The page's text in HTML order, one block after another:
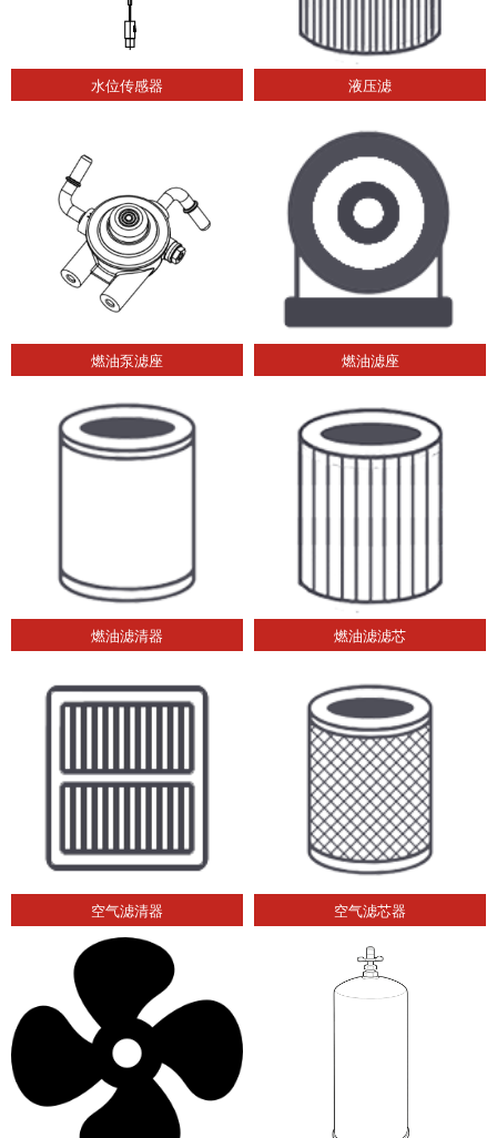
水位传感器 液压滤
燃油泵滤座 燃油滤座
燃油滤清器 燃油滤滤芯
空气滤清器 空气滤芯器